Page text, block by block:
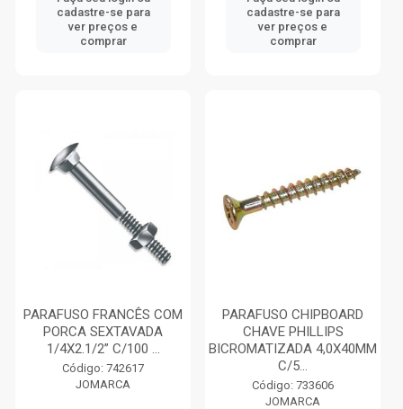
cadastre-se para
ver preços e
comprar
cadastre-se para
ver preços e
comprar
PARAFUSO FRANCÊS COM
PORCA SEXTAVADA
1/4X2.1/2” C/100 ...
Código: 742617
JOMARCA
PARAFUSO CHIPBOARD
CHAVE PHILLIPS
BICROMATIZADA 4,0X40MM
C/5...
Código: 733606
JOMARCA